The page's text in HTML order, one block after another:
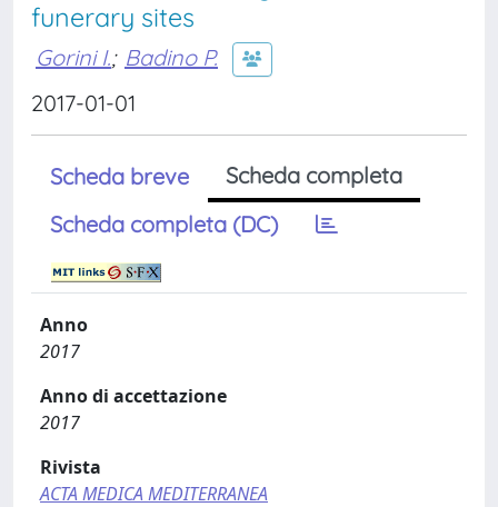
funerary sites
Gorini I.; Badino P.
2017-01-01
Scheda breve
Scheda completa
Scheda completa (DC)
Anno
2017
Anno di accettazione
2017
Rivista
ACTA MEDICA MEDITERRANEA